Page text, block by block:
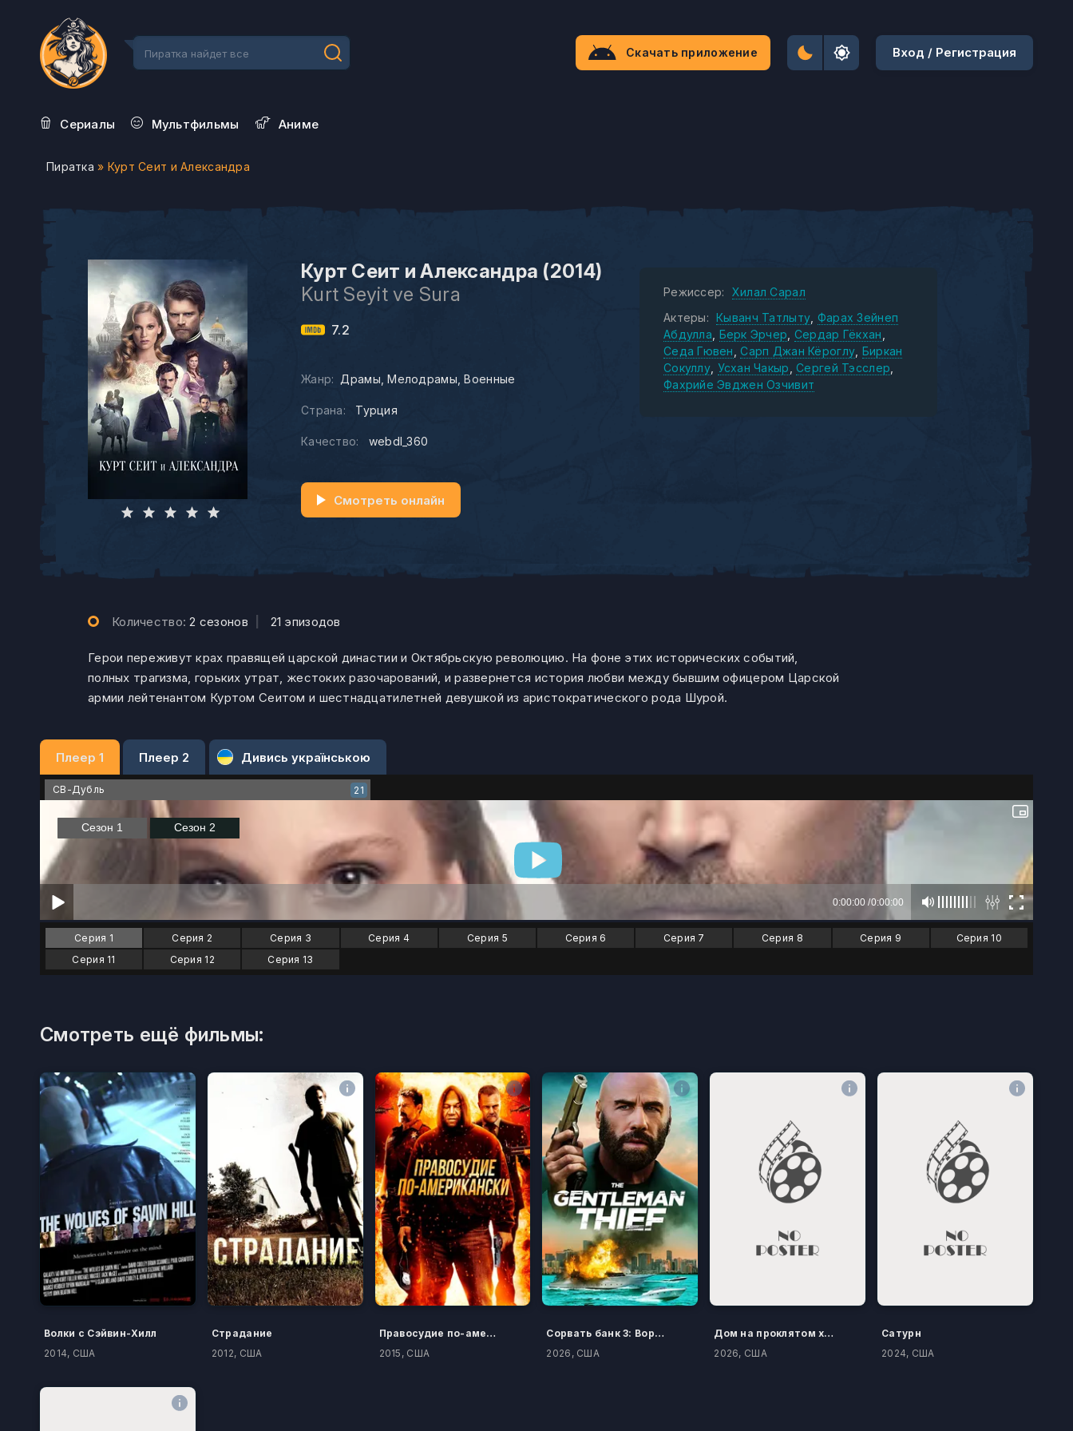
Скачать приложение Вход / Регистрация
Сериалы Мультфильмы Aниме
Пиратка » Курт Сеит и Александра
Курт Сеит и Александра (2014)
Kurt Seyit ve Sura
7.2
Жанр: Драмы Мелодрамы Военные
Страна: Турция
Качество: webdl_360
Смотреть онлайн
Режиссер:
Хилал Сарал
Актеры:
Кыванч Татлыту Фарах Зейнеп
Абдулла Берк Эрчер Сердар Гёкхан
Седа Гювен
Сарп Джан Кёроглу Биркан
Сокуллу Усхан Чакыр Сергей Тэсслер
Фахрийе Эвджен Озчивит
Количество:2 сезонов 21 эпизодов
Герои переживут крах правящей царской династии и Октябрьскую революцию. На фоне этих исторических событий,
полных трагизма, горьких утрат, жестоких разочарований, и развернется история любви между бывшим офицером Царской
армии лейтенантом Куртом Сеитом и шестнадцатилетней девушкой из аристократического рода Шурой.
Плеер 1 Плеер 2 Дивись українською
СВ-Дубль 21
Серия 1 Серия 2 Серия 3 Серия 4 Серия 5 Серия 6 Серия 7 Серия 8 Серия 9
Серия 10
Серия 11
Серия 12 Серия 13
Смотреть ещё фильмы:
Волки с Сэйвин-Хилл
2014, США
Страдание
2012, США
Правосудие по-американски
2015, США
Сорвать банк 3: Вор-джентльмен
2026, США
Дом на проклятом холме
2026, США
Сатурн
2024, США